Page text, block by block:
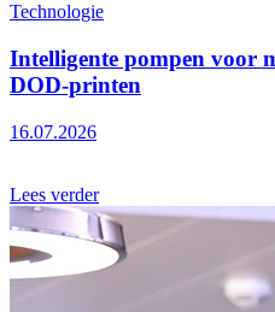
Technologie
Intelligente pompen voor
DOD-printen
16.07.2026
Lees verder